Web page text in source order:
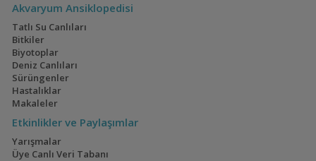
Akvaryum Ansiklopedisi
Tatlı Su Canlıları
Bitkiler
Biyotoplar
Deniz Canlıları
Sürüngenler
Hastalıklar
Makaleler
Etkinlikler ve Paylaşımlar
Yarışmalar
Üye Canlı Veri Tabanı